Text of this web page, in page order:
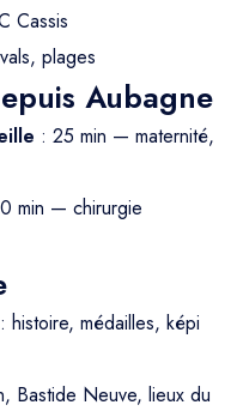
Cassis
plages
Aubagne
: 25 min — maternité,
min — chirurgie
: histoire, médailles, képi
Bastide Neuve, lieux du